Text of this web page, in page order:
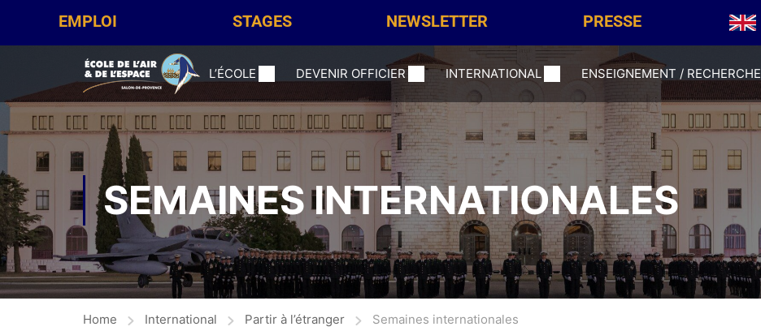
EMPLOI STAGES NEWSLETTER PRESSE
L’ÉCOLE DEVENIR OFFICIER INTERNATIONAL ENSEIGNEMENT / RECHERCHE
SEMAINES INTERNATIONALES
Home International Partir à l’étranger Semaines internationales